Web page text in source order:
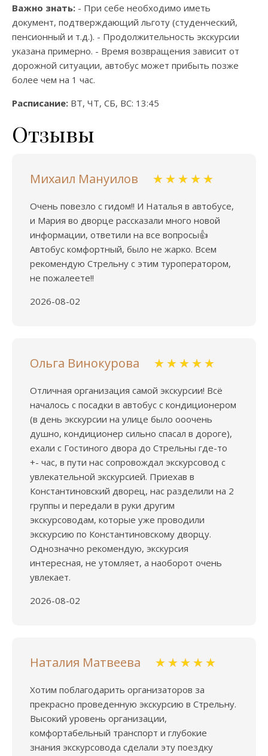
Важно знать: - При себе необходимо иметь
документ, подтверждающий льготу (студенческий,
пенсионный и т.д.). - Продолжительность экскурсии
указана примерно. - Время возвращения зависит от
дорожной ситуации, автобус может прибыть позже
более чем на 1 час.
Расписание: ВТ, ЧТ, СБ, ВС: 13:45
Отзывы
Михаил Мануилов
Очень повезло с гидом!! И Наталья в автобусе,
и Мария во дворце рассказали много новой
информации, ответили на все вопросы👍
Автобус комфортный, было не жарко. Всем
рекомендую Стрельну с этим туроператором,
не пожалеете!!
2026-08-02
Ольга Винокурова
Отличная организация самой экскурсии! Всё
началось с посадки в автобус с кондиционером
(в день экскурсии на улице было ооочень
душно, кондиционер сильно спасал в дороге),
ехали с Гостиного двора до Стрельны где-то
+- час, в пути нас сопровождал экскурсовод с
увлекательной экскурсией. Приехав в
Константиновский дворец, нас разделили на 2
группы и передали в руки другим
экскурсоводам, которые уже проводили
экскурсию по Константиновскому дворцу.
Однозначно рекомендую, экскурсия
интересная, не утомляет, а наоборот очень
увлекает.
2026-08-02
Наталия Матвеева
Хотим поблагодарить организаторов за
прекрасно проведенную экскурсию в Стрельну.
Высокий уровень организации,
комфортабельный транспорт и глубокие
знания экскурсовода сделали эту поездку